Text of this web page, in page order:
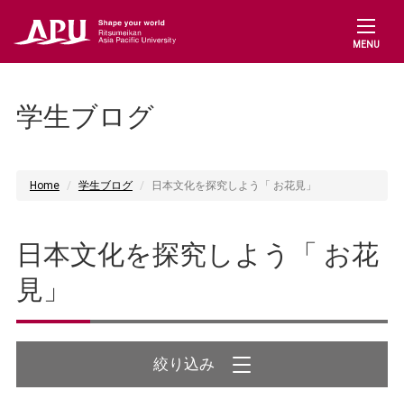
MENU
学生ブログ
Home 学生ブログ 日本文化を探究しよう「 お花見」
日本文化を探究しよう「 お花
見」
絞り込み